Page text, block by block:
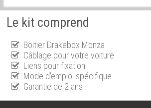
Le kit comprend
Boitier Drakebox Monza
Câblage pour votre voiture
Liens pour fixation
Mode d'emploi spécifique
Garantie de 2 ans